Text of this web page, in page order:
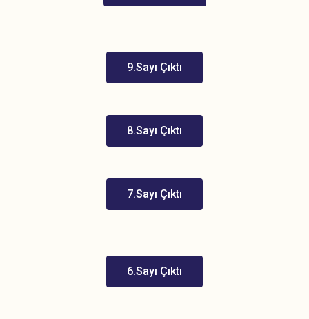
9.Sayı Çıktı
8.Sayı Çıktı
7.Sayı Çıktı
6.Sayı Çıktı